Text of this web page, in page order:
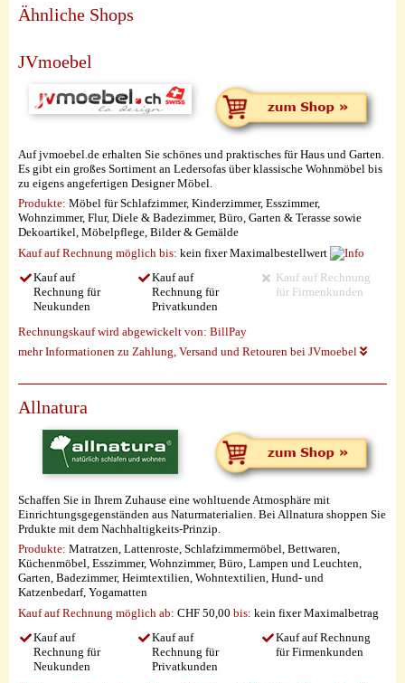
Ähnliche Shops
JVmoebel
Auf jvmoebel.de erhalten Sie schönes und praktisches für Haus und Garten.
Es gibt ein großes Sortiment an Ledersofas über klassische Wohnmöbel bis
zu eigens angefertigen Designer Möbel.
Produkte: Möbel für Schlafzimmer, Kinderzimmer, Esszimmer,
Wohnzimmer, Flur, Diele & Badezimmer, Büro, Garten & Terasse sowie
Dekoartikel, Möbelpflege, Bilder & Gemälde
Kauf auf Rechnung möglich bis: kein fixer Maximalbestellwert
Kauf auf
Rechnung für
Neukunden
Kauf auf
Rechnung für
Privatkunden
Kauf auf Rechnung
für Firmenkunden
Rechnungskauf wird abgewickelt von: BillPay
mehr Informationen zu Zahlung, Versand und Retouren bei JVmoebel
Allnatura
Schaffen Sie in Ihrem Zuhause eine wohltuende Atmosphäre mit
Einrichtungsgegenständen aus Naturmaterialien. Bei Allnatura shoppen Sie
Prdukte mit dem Nachhaltigkeits-Prinzip.
Produkte: Matratzen, Lattenroste, Schlafzimmermöbel, Bettwaren,
Küchenmöbel, Esszimmer, Wohnzimmer, Büro, Lampen und Leuchten,
Garten, Badezimmer, Heimtextilien, Wohntextilien, Hund- und
Katzenbedarf, Yogamatten
Kauf auf Rechnung möglich ab: CHF 50,00 bis: kein fixer Maximalbetrag
Kauf auf
Rechnung für
Neukunden
Kauf auf
Rechnung für
Privatkunden
Kauf auf Rechnung
für Firmenkunden